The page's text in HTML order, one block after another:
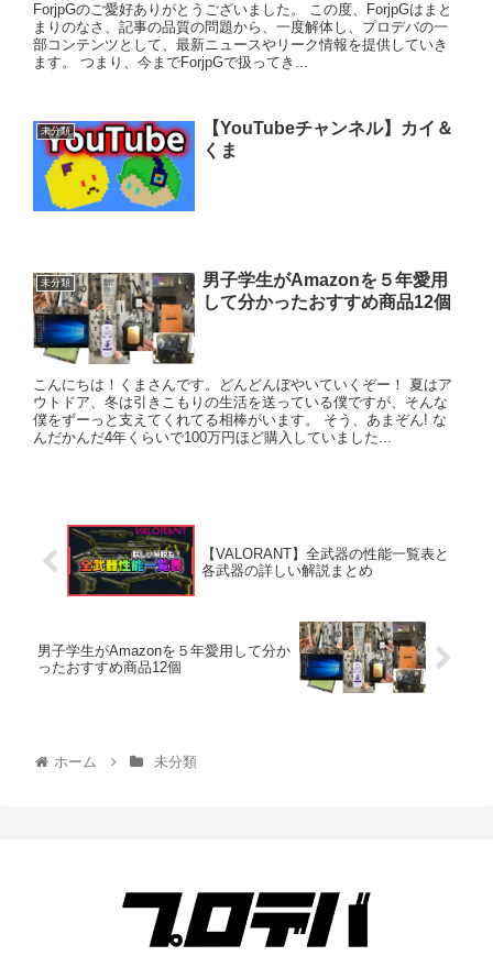
ForjpGのご愛好ありがとうございました。 この度、ForjpGはまと
まりのなさ、記事の品質の問題から、一度解体し、プロデバの一
部コンテンツとして、最新ニュースやリーク情報を提供していき
ます。 つまり、今までForjpGで扱ってき...
未分類
【YouTubeチャンネル】カイ＆
くま
未分類
男子学生がAmazonを５年愛用
して分かったおすすめ商品12個
こんにちは！くまさんです。どんどんぼやいていくぞー！ 夏はア
ウトドア、冬は引きこもりの生活を送っている僕ですが、そんな
僕をずーっと支えてくれてる相棒がいます。 そう、あまぞん! な
んだかんだ4年くらいで100万円ほど購入していました...
【VALORANT】全武器の性能一覧表と
各武器の詳しい解説まとめ
男子学生がAmazonを５年愛用して分か
ったおすすめ商品12個
ホーム 未分類